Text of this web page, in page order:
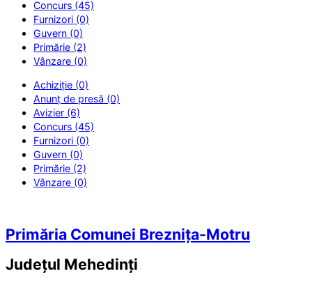
Concurs (45)
Furnizori (0)
Guvern (0)
Primărie (2)
Vânzare (0)
Achiziție (0)
Anunț de presă (0)
Avizier (6)
Concurs (45)
Furnizori (0)
Guvern (0)
Primărie (2)
Vânzare (0)
Primăria Comunei Breznița-Motru
Județul Mehedinți